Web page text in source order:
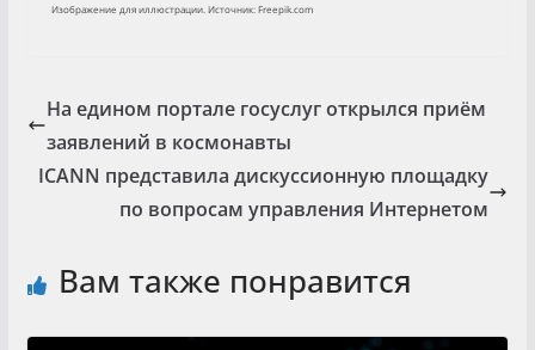
Изображение для иллюстрации. Источник: Freepik.com
На едином портале госуслуг открылся приём
заявлений в космонавты
ICANN представила дискуссионную площадку
по вопросам управления Интернетом
Вам также понравится